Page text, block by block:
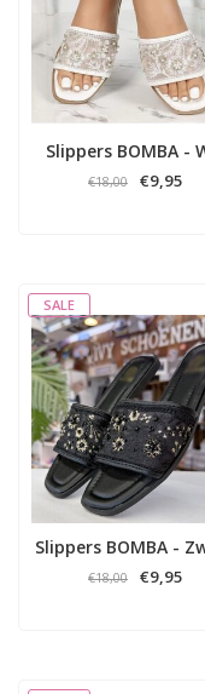
Slippers BOMBA -
€18,00 €9,95
SALE
Slippers BOMBA -
€18,00 €9,95